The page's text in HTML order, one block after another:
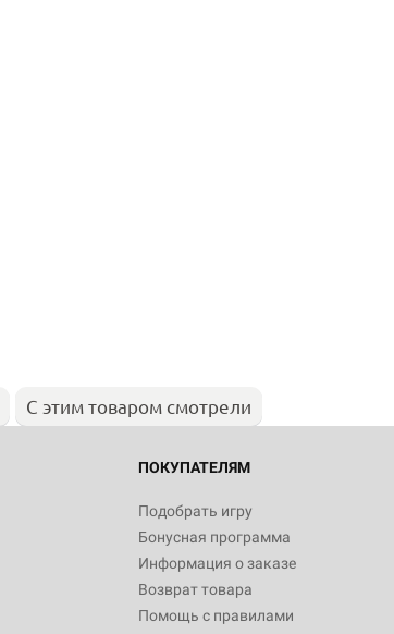
С этим товаром смотрели
ПОКУПАТЕЛЯМ
Подобрать игру
Бонусная программа
Информация о заказе
Возврат товара
Помощь с правилами